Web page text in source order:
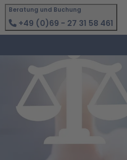
Beratung und Buchung
+49 (0)69 - 27 31 58 461